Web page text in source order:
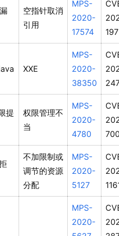
空指针取消
引用
MPS-
2020-
17574
XXE
MPS-
2020-
38350
提
权限管理不
当
MPS-
2020-
4780
不加限制或
调节的资源
分配
MPS-
2020-
5127
MPS-
2020-